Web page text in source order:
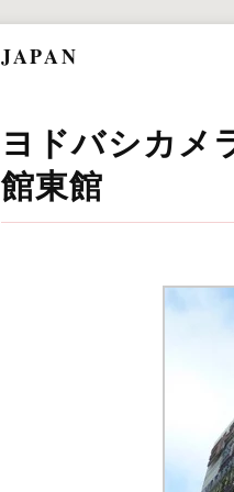
JAPAN
ヨドバシカメ
館東館